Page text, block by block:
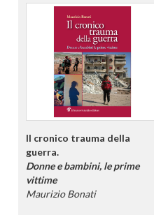
Il cronico trauma della
guerra.
Donne e bambini, le prime
vittime
Maurizio Bonati